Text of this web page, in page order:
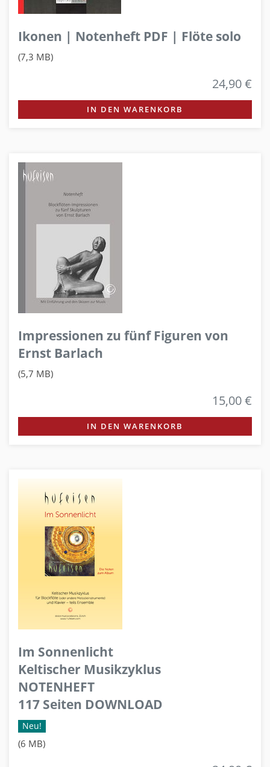
Ikonen | Notenheft PDF | Flöte solo
(7,3 MB)
24,90 €
IN DEN WARENKORB
Impressionen zu fünf Figuren von
Ernst Barlach
(5,7 MB)
15,00 €
IN DEN WARENKORB
Im Sonnenlicht
Keltischer Musikzyklus
NOTENHEFT
117 Seiten DOWNLOAD
Neu!
(6 MB)